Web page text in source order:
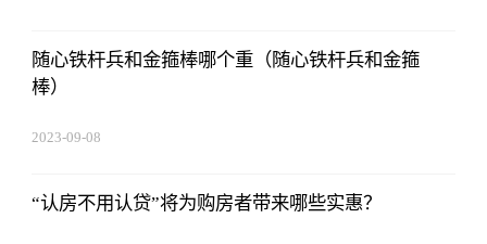
随心铁杆兵和金箍棒哪个重（随心铁杆兵和金箍
棒）
2023-09-08
“认房不用认贷”将为购房者带来哪些实惠？